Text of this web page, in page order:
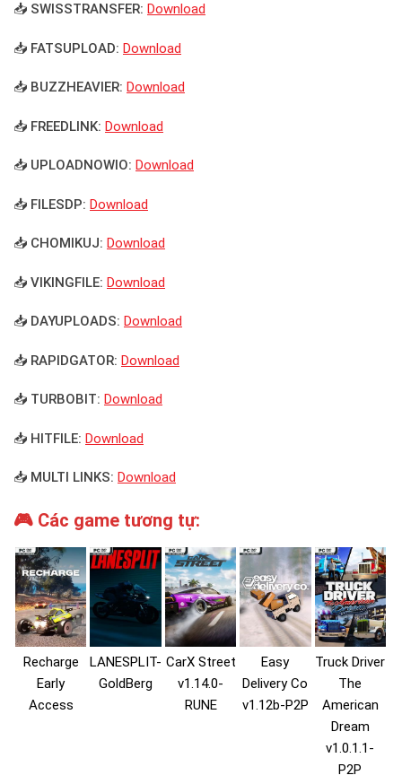
📥 SWISSTRANSFER: Download
📥 FATSUPLOAD: Download
📥 BUZZHEAVIER: Download
📥 FREEDLINK: Download
📥 UPLOADNOWIO: Download
📥 FILESDP: Download
📥 CHOMIKUJ: Download
📥 VIKINGFILE: Download
📥 DAYUPLOADS: Download
📥 RAPIDGATOR: Download
📥 TURBOBIT: Download
📥 HITFILE: Download
📥 MULTI LINKS: Download
🎮 Các game tương tự:
Recharge
Early
Access
LANESPLIT-
GoldBerg
CarX Street
v1.14.0-
RUNE
Easy
Delivery Co
v1.12b-P2P
Truck Driver
The
American
Dream
v1.0.1.1-
P2P